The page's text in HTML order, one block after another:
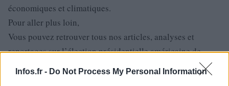
Infos.fr - Do Not Process My Personal Information
économiques et climatiques.
Pour aller plus loin,
Vous pouvez retrouver tous nos articles, analyses et
reportages sur l’élection présidentielle américaine de
2024,
En direct. Notre précédent streaming en live sur l’élection